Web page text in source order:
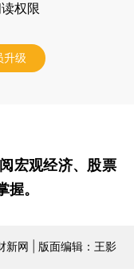
权限
升级
宏观经济、股票
。
新网 | 版面编辑：王影